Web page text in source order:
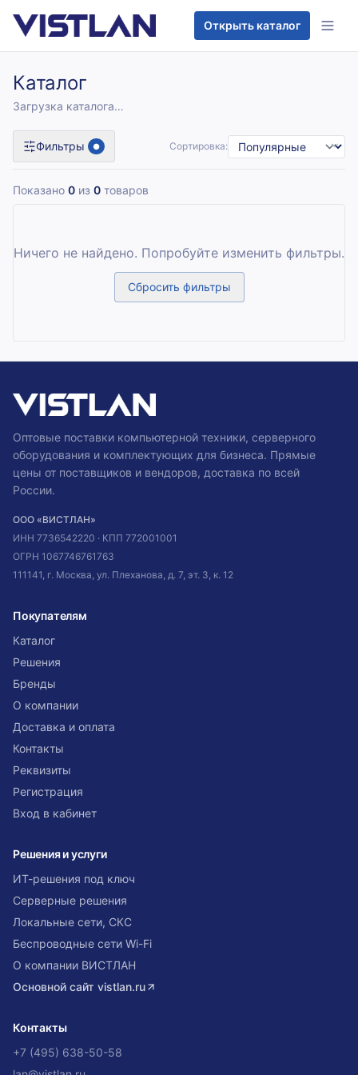
Открыть каталог
Каталог
Загрузка каталога…
Фильтры ● Сортировка:
Показано 0 из 0 товаров
Ничего не найдено. Попробуйте изменить фильтры.
Сбросить фильтры
Оптовые поставки компьютерной техники, серверного
оборудования и комплектующих для бизнеса. Прямые
цены от поставщиков и вендоров, доставка по всей
России.
ООО «ВИСТЛАН»
ИНН 7736542220 · КПП 772001001
ОГРН 1067746761763
111141, г. Москва, ул. Плеханова, д. 7, эт. 3, к. 12
Покупателям
Каталог
Решения
Бренды
О компании
Доставка и оплата
Контакты
Реквизиты
Регистрация
Вход в кабинет
Решения и услуги
ИТ-решения под ключ
Серверные решения
Локальные сети, СКС
Беспроводные сети Wi-Fi
О компании ВИСТЛАН
Основной сайт vistlan.ru
Контакты
+7 (495) 638-50-58